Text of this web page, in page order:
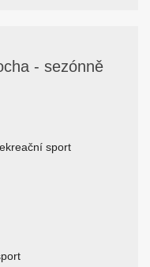
- sezónně
sport